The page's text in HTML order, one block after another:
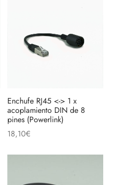
Enchufe RJ45 <-> 1 x
acoplamiento DIN de 8
pines (Powerlink)
18,10€